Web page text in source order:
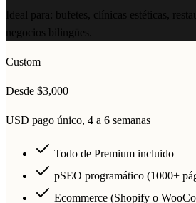
Ideal para: bufetes, clínicas estéticas,
negocios bilingües.
Custom
Desde $3,000
USD pago único, 4 a 6 semanas
Todo de Premium incluido
pSEO programático (1000+
Ecommerce (Shopify o